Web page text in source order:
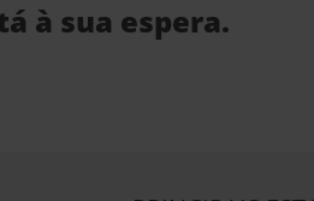
à sua espera.